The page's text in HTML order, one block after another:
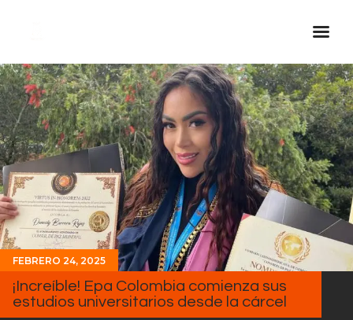
Inicio Real FM
Streaming
En Vivo
Descarga La APP
Programas
Noticias
Equipo
Sobre Nosotros
Contactos
FEBRERO 24, 2025
¡Increíble! Epa Colombia comienza sus
estudios universitarios desde la cárcel